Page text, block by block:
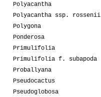
Polyacantha
Polyacantha ssp. rossenii
Polygona
Ponderosa
Primulifolia
Primulifolia f. subapoda
Proballyana
Pseudocactus
Pseudoglobosa